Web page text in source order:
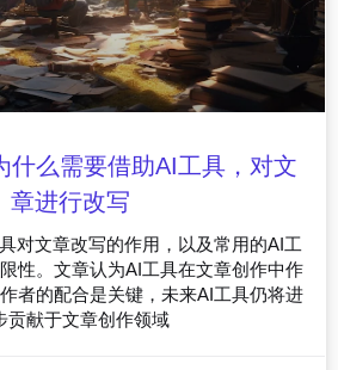
什么需要借助AI工具，对文
章进行改写
对文章改写的作用，以及常用的AI工
性。文章认为AI工具在文章创作中作
者的配合是关键，未来AI工具仍将进
贡献于文章创作领域